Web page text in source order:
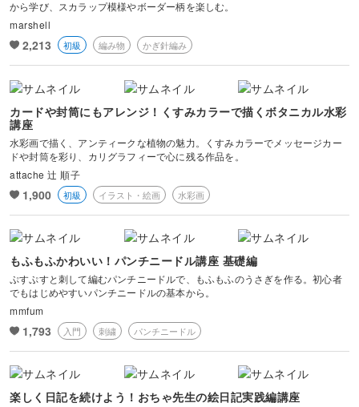
から学び、スカラップ模様やボーダー柄を楽しむ。
marshell
2,213 初級 編み物 かぎ針編み
カードや封筒にもアレンジ！くすみカラーで描くボタニカル水彩
講座
水彩画で描く、アンティークな植物の魅力。くすみカラーでメッセージカー
ドや封筒を彩り、カリグラフィーで心に残る作品を。
attache 辻 順子
1,900 初級 イラスト・絵画 水彩画
もふもふかわいい！パンチニードル講座 基礎編
ぷすぷすと刺して編むパンチニードルで、もふもふのうさぎを作る。初心者
でもはじめやすいパンチニードルの基本から。
mmfum
1,793 入門 刺繍 パンチニードル
楽しく日記を続けよう！おちゃ先生の絵日記実践編講座